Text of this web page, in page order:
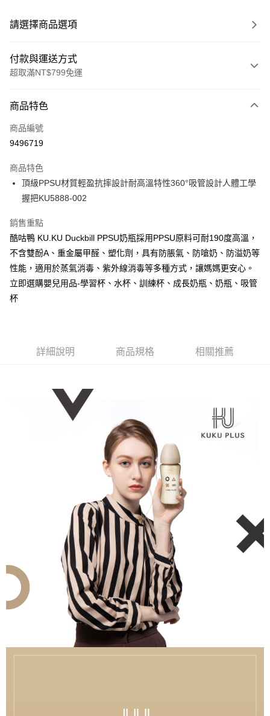
請選擇商品選項
付款與運送方式
超取滿NT$799免運
信用卡一次付款
信用卡分期付款
合作金庫商業銀行
華南商業銀行
彰化商業銀行
上海商業儲蓄銀行
臺灣中小企業銀行
匯豐（台灣）商業銀行
華泰商業銀行
聯邦商業銀行
遠東國際商業銀行
元大商業銀行
永豐商業銀行
台新國際商業銀行
中國信託商業銀行
超商取貨付款
LINE Pay
Apple Pay
街口支付
悠遊付
Google Pay
相關說明
１．簡單：不需註冊會員、不需綁卡、不需儲值。
２．便利：只要手機號碼，簡訊認證，即可結帳。
３．安心：先確認商品／服務後，再付款。
【「AFTEE先享後付」結帳流程】
１．於結帳方式選擇「AFTEE先享後付」後，將跳轉至「AFTEE先享後付」
結帳頁面，進行簡訊認證並確認金額後，即可完成結帳。
２．訂單成立數日內，您將收到繳費通知簡訊。
３．收到繳費通知簡訊後14天內，點擊此簡訊中的連結，可透過四大超商／
ATM／網路銀行／等多元方式進行付款，方視為交易完成。
※ 請注意：結帳手續完成當下不需立刻繳費，但若您需要取消訂單，請聯絡
購買商品的店家。未經商家同意取消之訂單仍視為有效，需透過AFTEE先享
後付繳納相關費用。
※ 交易是否成功請以「AFTEE先享後付 」之結帳頁面顯示為準，若有關於
是否繳費成功／繳費後需取消欲退款等相關疑問，請聯繫「AFTEE先享後付
客戶支援中心」 https://netprotections.freshdesk.com/support/home
【注意事項】
１．透過由恩沛科技股份有限公司提供之「AFTEE先享後付」服務完成之交
易，需依本服務之必要範圍內提供個人資料，並將交易相關給付款項請求債
權轉讓予恩沛科技股份有限公司。
２．關於個人資料處理事宜，請瀏覽以下網址：
https://aftee.tw/terms/#terms3
３．未成年的使用者請事先徵得法定代理人或監護人之同意方可使用
「AFTEE先享後付」，若未經同意申辦者引起之損失，本公司不負相關責
５．嚴禁一人註冊多個帳號或使用他人資訊註冊。若發現惡意使用之情形，
每筆NT$150，滿NT$799(含以上)免運費
每筆NT$150，滿NT$799(含以上)免運費
每筆NT$150，滿NT$1,299(含以上)免運費
商品特色
商品編號
9496719
商品特色
頂級PPSU材質輕盈抗摔設計耐高溫特性360°吸管設計人體工學
握把KU5888-002
銷售重點
酷咕鴨 KU.KU Duckbill PPSU奶瓶採用PPSU原料可耐190度高溫，
不含雙酚A、重金屬甲醛、塑化劑，具有防脹氣、防嗆奶、防溢奶等
性能，適用於蒸氣消毒、紫外線消毒等多種方式，讓媽媽更安心。
立即選購嬰兒用品-學習杯、水杯、訓練杯、成長奶瓶、奶瓶、吸管
杯
詳細說明 商品規格 相關推薦